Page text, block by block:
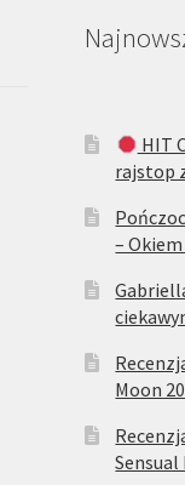
HIT
rajstop
–
Moon
Sensual